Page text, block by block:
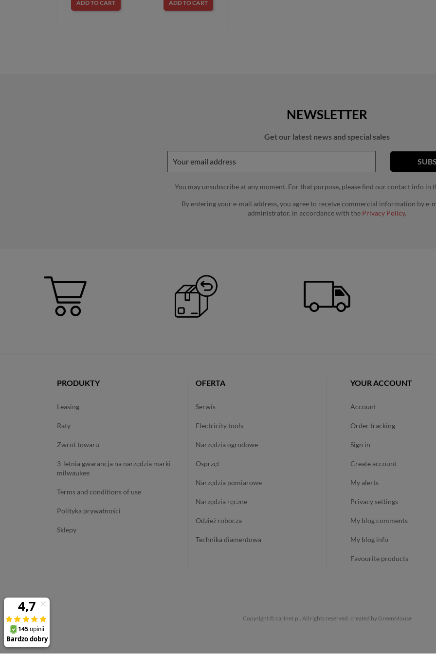
ADD TO CART ADD TO CART
NEWSLETTER
Get our latest news and special sales
You may unsubscribe at any moment. For that purpose, please find our contact info in
By entering your e-mail address, you agree to receive commercial information by e-
administrator, in accordance with the Privacy Policy.
PRODUKTY
leasing
raty
zwrot towaru
3-letnia gwarancja na narzędzia marki
milwaukee
terms and conditions of use
polityka prywatności
sklepy
OFERTA
serwis
electricity tools
narzędzia ogrodowe
osprzęt
narzędzia pomiarowe
narzędzia ręczne
odzież robocza
technika diamentowa
YOUR ACCOUNT
account
order tracking
sign in
create account
my alerts
privacy settings
my blog comments
my blog info
favourite products
Copyright © carinet.pl. All rights reserved. created by GreenMouse